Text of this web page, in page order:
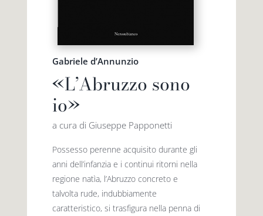
Gabriele d’Annunzio
«L’Abruzzo sono
io»
a cura di Giuseppe Papponetti
Possesso perenne acquisito durante gli
anni dell’infanzia e i continui ritorni nella
regione natìa, l’Abruzzo concreto e
talvolta rude, indubbiamente
caratteristico, si trasfigura nella penna di